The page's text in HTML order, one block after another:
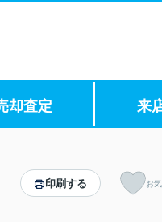
却査定 来
印刷する お